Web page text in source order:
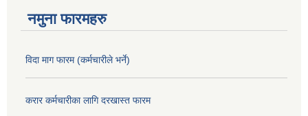
नमुना फारमहरु
विदा माग फारम (कर्मचारीले भर्ने)
करार कर्मचारीका लागि दरखास्त फारम